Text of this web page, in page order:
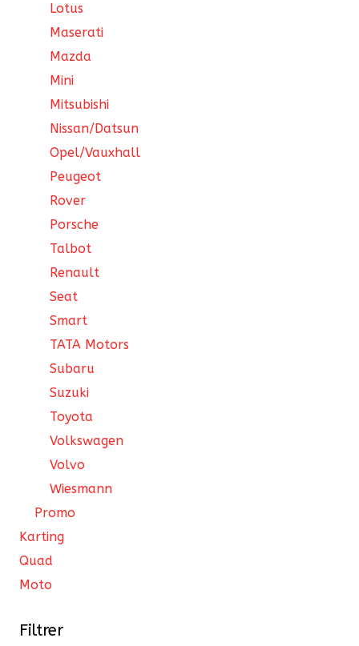
Lotus
Maserati
Mazda
Mini
Mitsubishi
Nissan/Datsun
Opel/Vauxhall
Peugeot
Rover
Porsche
Talbot
Renault
Seat
Smart
TATA Motors
Subaru
Suzuki
Toyota
Volkswagen
Volvo
Wiesmann
Promo
Karting
Quad
Moto
Filtrer